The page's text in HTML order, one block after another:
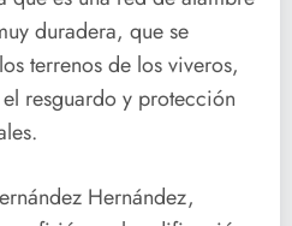
duradera, que se
terrenos de los viveros,
resguardo y protección
Hernández,